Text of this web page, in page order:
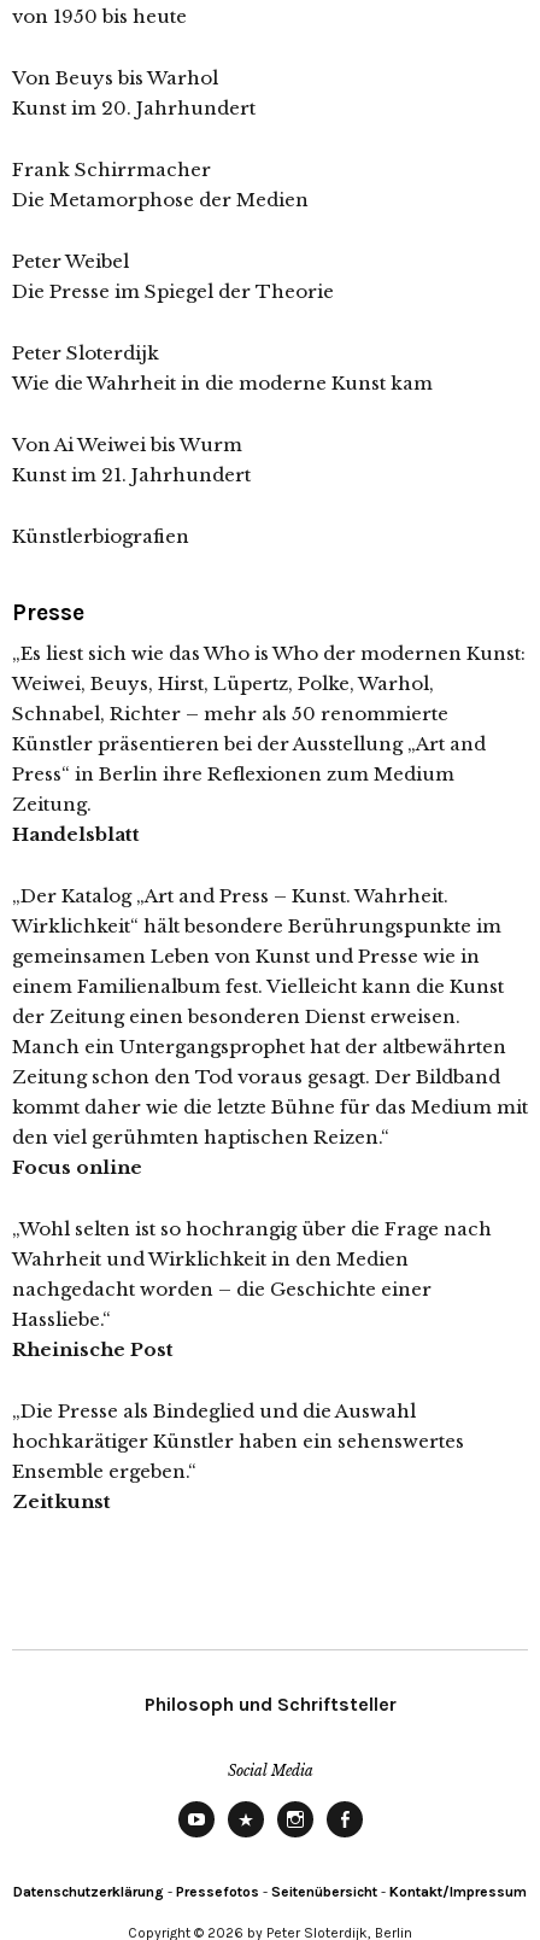
von 1950 bis heute
Von Beuys bis Warhol
Kunst im 20. Jahrhundert
Frank Schirrmacher
Die Metamorphose der Medien
Peter Weibel
Die Presse im Spiegel der Theorie
Peter Sloterdijk
Wie die Wahrheit in die moderne Kunst kam
Von Ai Weiwei bis Wurm
Kunst im 21. Jahrhundert
Künstlerbiografien
Presse
„Es liest sich wie das Who is Who der modernen Kunst:
Weiwei, Beuys, Hirst, Lüpertz, Polke, Warhol,
Schnabel, Richter – mehr als 50 renommierte
Künstler präsentieren bei der Ausstellung „Art and
Press“ in Berlin ihre Reflexionen zum Medium
Zeitung.
Handelsblatt
„Der Katalog „Art and Press – Kunst. Wahrheit.
Wirklichkeit“ hält besondere Berührungspunkte im
gemeinsamen Leben von Kunst und Presse wie in
einem Familienalbum fest. Vielleicht kann die Kunst
der Zeitung einen besonderen Dienst erweisen.
Manch ein Untergangsprophet hat der altbewährten
Zeitung schon den Tod voraus gesagt. Der Bildband
kommt daher wie die letzte Bühne für das Medium mit
den viel gerühmten haptischen Reizen.“
Focus online
„Wohl selten ist so hochrangig über die Frage nach
Wahrheit und Wirklichkeit in den Medien
nachgedacht worden – die Geschichte einer
Hassliebe.“
Rheinische Post
„Die Presse als Bindeglied und die Auswahl
hochkarätiger Künstler haben ein sehenswertes
Ensemble ergeben.“
Zeitkunst
Philosoph und Schriftsteller
Social Media
Datenschutzerklärung - Pressefotos - Seitenübersicht - Kontakt/Impressum
Copyright © 2026 by Peter Sloterdijk, Berlin